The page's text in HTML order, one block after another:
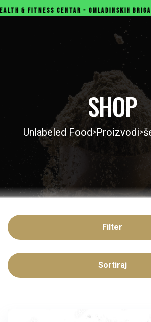
FITNESS CENTAR - OMLADINSKIH BRIGADA
SHOP
Unlabeled Food>Proizvodi>
Filter
Sortiraj